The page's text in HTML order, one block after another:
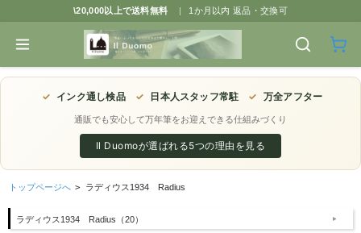
\20,000以上で送料無料 | 1か月以内 返品・交換可
✓ インク通し検品 ✓ 日本人スタッフ常駐 ✓ 万全アフター
通販でも安心して万年筆をお迎えできる仕組みづくり
Il Duomoが選ばれる5つの理由を見る
トップページへ > ラディウス1934 Radius
ラディウス1934 Radius（20）